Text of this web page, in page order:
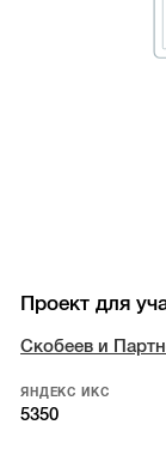
Проект для
Скобеев и
ЯНДЕКС ИКС
5350